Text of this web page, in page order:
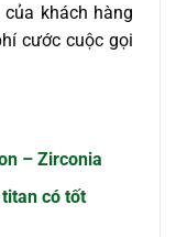
khách hàng
cước cuộc gọi
– Zirconia
có tốt